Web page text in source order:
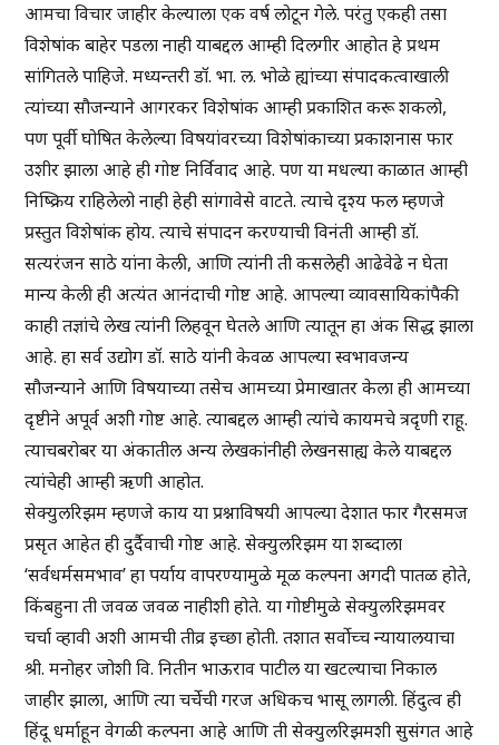
आमचा विचार जाहीर केल्याला एक वर्ष लोटून गेले. परंतु एकही तसा
विशेषांक बाहेर पडला नाही याबद्दल आम्ही दिलगीर आहोत हे प्रथम
सांगितले पाहिजे. मध्यन्तरी डॉ. भा. ल. भोळे ह्यांच्या संपादकत्वाखाली
त्यांच्या सौजन्याने आगरकर विशेषांक आम्ही प्रकाशित करू शकलो,
पण पूर्वी घोषित केलेल्या विषयांवरच्या विशेषांकाच्या प्रकाशनास फार
उशीर झाला आहे ही गोष्ट निर्विवाद आहे. पण या मधल्या काळात आम्ही
निष्क्रिय राहिलेलो नाही हेही सांगावेसे वाटते. त्याचे दृश्य फल म्हणजे
प्रस्तुत विशेषांक होय. त्याचे संपादन करण्याची विनंती आम्ही डॉ.
सत्यरंजन साठे यांना केली, आणि त्यांनी ती कसलेही आढेवेढे न घेता
मान्य केली ही अत्यंत आनंदाची गोष्ट आहे. आपल्या व्यावसायिकांपैकी
काही तज्ञांचे लेख त्यांनी लिहवून घेतले आणि त्यातून हा अंक सिद्ध झाला
आहे. हा सर्व उद्योग डॉ. साठे यांनी केवळ आपल्या स्वभावजन्य
सौजन्याने आणि विषयाच्या तसेच आमच्या प्रेमाखातर केला ही आमच्या
दृष्टीने अपूर्व अशी गोष्ट आहे. त्याबद्दल आम्ही त्यांचे कायमचे त्रदृणी राहू.
त्याचबरोबर या अंकातील अन्य लेखकांनीही लेखनसाह्य केले याबद्दल
त्यांचेही आम्ही ऋणी आहोत.
सेक्युलरिझम म्हणजे काय या प्रश्नाविषयी आपल्या देशात फार गैरसमज
प्रसृत आहेत ही दुर्दैवाची गोष्ट आहे. सेक्युलरिझम या शब्दाला
‘सर्वधर्मसमभाव’ हा पर्याय वापरण्यामुळे मूळ कल्पना अगदी पातळ होते,
किंबहुना ती जवळ जवळ नाहीशी होते. या गोष्टीमुळे सेक्युलरिझमवर
चर्चा व्हावी अशी आमची तीव्र इच्छा होती. तशात सर्वोच्च न्यायालयाचा
श्री. मनोहर जोशी वि. नितीन भाऊराव पाटील या खटल्याचा निकाल
जाहीर झाला, आणि त्या चर्चेची गरज अधिकच भासू लागली. हिंदुत्व ही
हिंदू धर्माहून वेगळी कल्पना आहे आणि ती सेक्युलरिझमशी सुसंगत आहे